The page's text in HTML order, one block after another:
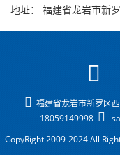
地址： 福建省龙岩市新
福建省龙岩市新罗区
18059149998
CopyRight 2009-2024 All